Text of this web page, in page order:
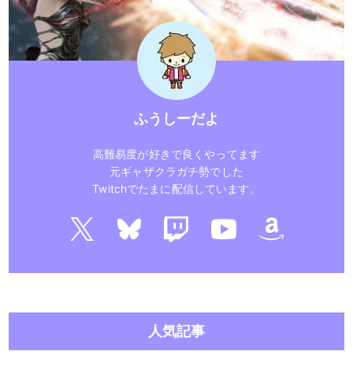
ふうしーだよ
高難易度が好きで良くやってます
元ギャザクラガチ勢でした
Twitchでたまに配信しています。
人気記事